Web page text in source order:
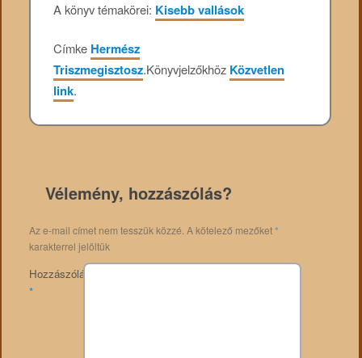
A könyv témakörei: Kisebb vallások
Címke Hermész
Triszmegisztosz.Könyvjelzőkhöz Közvetlen
link.
Vélemény, hozzászólás?
Az e-mail címet nem tesszük közzé. A kötelező mezőket*
karakterrel jelöltük
Hozzászólás
*